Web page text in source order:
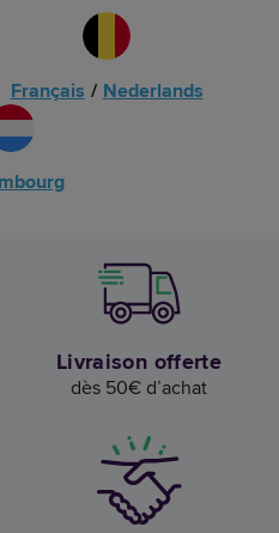
Français / Nederlands
Livraison offerte
dès 50€ d’achat